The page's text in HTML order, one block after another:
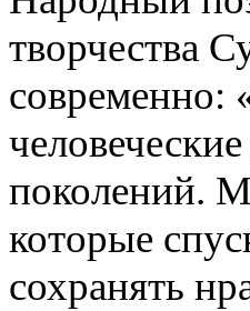
творчества
современно:
поколений.
которые
сохранять